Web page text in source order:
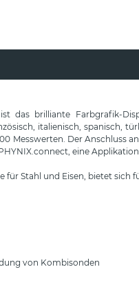
das brilliante Farbgrafik-
italienisch, spanisch,
Messwerten. Der Anschluss
eine
Stahl und Eisen, bietet sich
von Kombisonden